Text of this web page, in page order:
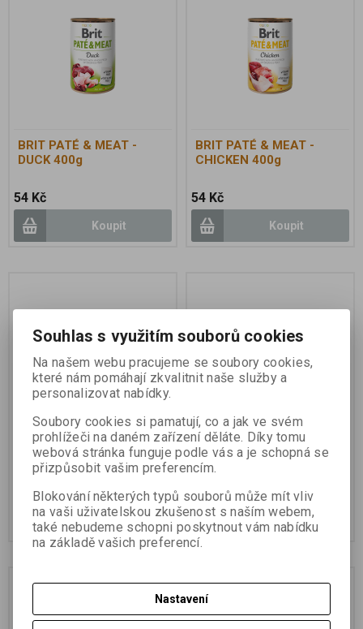
BRIT PATÉ & MEAT -
DUCK 400g
54 Kč
Koupit
BRIT PATÉ & MEAT -
CHICKEN 400g
54 Kč
Koupit
BRIT PATÉ & MEAT -
LAMB 400g
54 Kč
Koupit
BRIT PATÉ & MEAT -
RABBIT 400g
54 Kč
Koupit
Souhlas s využitím souborů cookies
Na našem webu pracujeme se soubory cookies,
které nám pomáhají zkvalitnit naše služby a
personalizovat nabídky.
Soubory cookies si pamatují, co a jak ve svém
prohlížeči na daném zařízení děláte. Díky tomu
webová stránka funguje podle vás a je schopná se
přizpůsobit vašim preferencím.
Blokování některých typů souborů může mít vliv
na vaši uživatelskou zkušenost s naším webem,
také nebudeme schopni poskytnout vám nabídku
na základě vašich preferencí.
Nastavení